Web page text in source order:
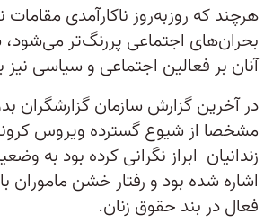
هرچند که روزبه‌روز ناکارآمدی
بحران‌های اجتماعی پررنگ‌تر
آنان بر فعالین اجتماعی و سیاسی
در آخرین گزارش سازمان گزارشگران
مشخصا از شیوع گسترده ویروس
زندانیان ابراز نگرانی کرده بود به
اشاره شده بود و رفتار خشن
فعال در بند حقوق زنان.